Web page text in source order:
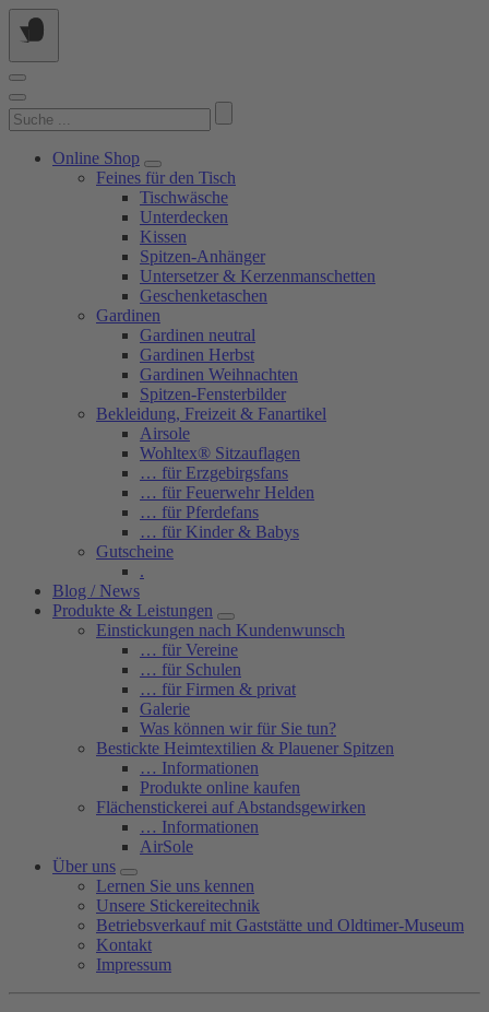
Springe
zum
Suchen
nach:
Online Shop
Feines für den Tisch
Tischwäsche
Unterdecken
Kissen
Spitzen-Anhänger
Untersetzer & Kerzenmanschetten
Geschenketaschen
Gardinen
Gardinen neutral
Gardinen Herbst
Gardinen Weihnachten
Spitzen-Fensterbilder
Bekleidung, Freizeit & Fanartikel
Airsole
Wohltex® Sitzauflagen
… für Erzgebirgsfans
… für Feuerwehr Helden
… für Pferdefans
… für Kinder & Babys
Gutscheine
.
Blog / News
Produkte & Leistungen
Einstickungen nach Kundenwunsch
… für Vereine
… für Schulen
… für Firmen & privat
Galerie
Was können wir für Sie tun?
Bestickte Heimtextilien & Plauener Spitzen
… Informationen
Produkte online kaufen
Flächenstickerei auf Abstandsgewirken
… Informationen
AirSole
Über uns
Lernen Sie uns kennen
Unsere Stickereitechnik
Betriebsverkauf mit Gaststätte und Oldtimer-Museum
Kontakt
Impressum